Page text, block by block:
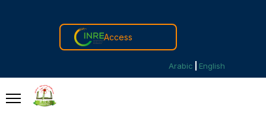
Access
Arabic English